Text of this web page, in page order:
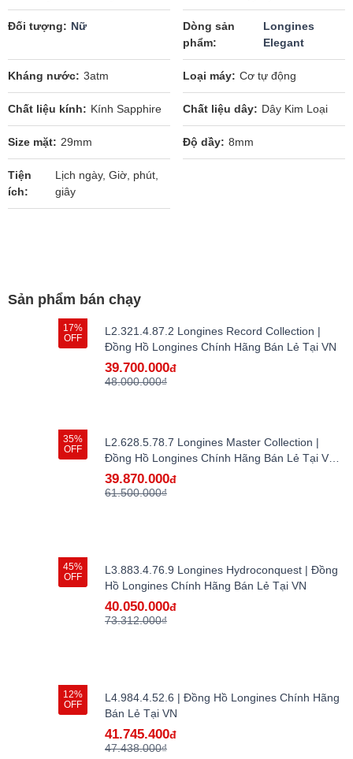
Đối tượng Nữ
Dòng sản
phẩm
Longines
Elegant
Kháng nước 3atm Loại máy Cơ tự động
Chất liệu kính Kính Sapphire Chất liệu dây Dây Kim Loại
Size mặt 29mm Độ dầy 8mm
Tiện
ích
Lịch ngày, Giờ, phút,
giây
Sản phẩm bán chạy
17%
OFF
L2.321.4.87.2 Longines Record Collection |
Đồng Hồ Longines Chính Hãng Bán Lẻ Tại VN
39.700.000đ
48.000.000₫
35%
OFF
L2.628.5.78.7 Longines Master Collection |
Đồng Hồ Longines Chính Hãng Bán Lẻ Tại VN -
hàng lướt
39.870.000đ
61.500.000₫
45%
OFF
L3.883.4.76.9 Longines Hydroconquest | Đồng
Hồ Longines Chính Hãng Bán Lẻ Tại VN
40.050.000đ
73.312.000₫
12%
OFF
L4.984.4.52.6 | Đồng Hồ Longines Chính Hãng
Bán Lẻ Tại VN
41.745.400đ
47.438.000₫